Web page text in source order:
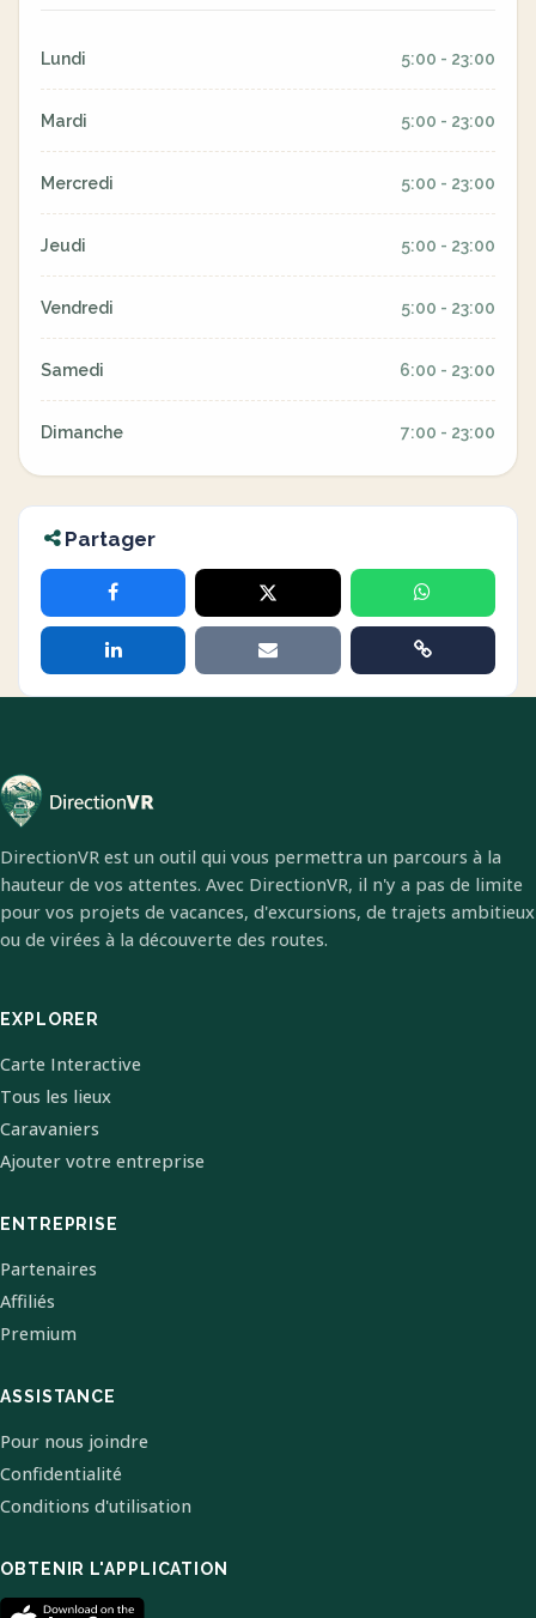
Lundi 5:00 - 23:00
Mardi 5:00 - 23:00
Mercredi 5:00 - 23:00
Jeudi 5:00 - 23:00
Vendredi 5:00 - 23:00
Samedi 6:00 - 23:00
Dimanche 7:00 - 23:00
Partager
DirectionVR est un outil qui vous permettra un parcours à la
hauteur de vos attentes. Avec DirectionVR, il n'y a pas de limite
pour vos projets de vacances, d'excursions, de trajets ambitieux
ou de virées à la découverte des routes.
EXPLORER
Carte Interactive
Tous les lieux
Caravaniers
Ajouter votre entreprise
ENTREPRISE
Partenaires
Affiliés
Premium
ASSISTANCE
Pour nous joindre
Confidentialité
Conditions d'utilisation
OBTENIR L'APPLICATION